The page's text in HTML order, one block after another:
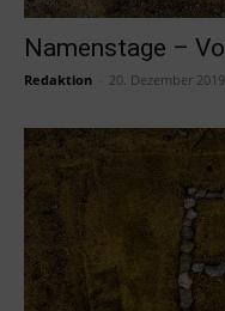
Namenstage –
Redaktion 20. Dezember 2019